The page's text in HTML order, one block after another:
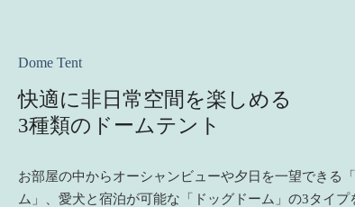
Dome Tent
快適に非日常空間を楽しめる
3種類のドームテント
お部屋の中からオーシャンビューや夕日を一望できる
ム」、愛犬と宿泊が可能な「ドッグドーム」の3タイプ